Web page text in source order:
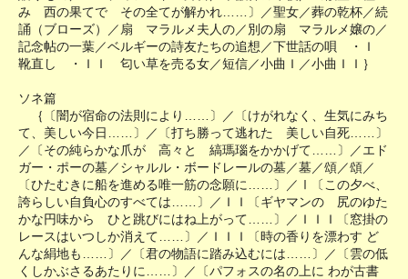
み 西の果てで その全てが解かれ……〕／聖女／葬の乾杯／続
誦（ブローズ）／扇 マラルメ夫人の／別の扇 マラルメ嬢の／
記念帖の一葉／ベルギーの詩友たちの追想／下世話の唄 ・Ｉ
靴直し ・ＩＩ 匂い草を売る女／短信／小曲Ｉ／小曲ＩＩ｝
ソネ篇
｛〔闇が宿命の法則により……〕／〔けがれなく、生気にみち
て、美しい今日……〕／〔打ち勝って逃れた 美しい自死……〕
／〔その純らかな爪が 高々と 縞瑪瑙をかかげて……〕／エド
ガー・ポーの墓／シャルル・ボードレールの墓／墓／頌／頌／
〔ひたむきに船を進める唯一筋の念願に……〕／Ⅰ〔この夕べ、
誇らしい自負心のすべては……〕／ＩＩ〔ギヤマンの 尻のゆた
かな円味から ひと跳びにはね上がって……〕／ＩＩＩ〔窓掛の
レースはいつしか消えて……〕／ＩＩＩ〔時の香りを漂わす ど
んな絹地も……〕／〔君の物語に踏み込むには……〕／〔雲の低
くしかぶさるあたりに……〕／〔パフォスの名の上に わが古書